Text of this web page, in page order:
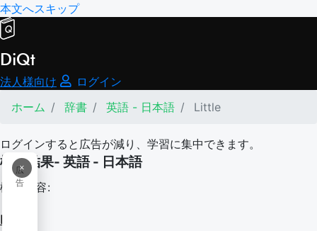
本文へスキップ
DiQt
法人様向け
ログイン
ホーム
辞書 英語 - 日本語 Little
ログインすると広告が減り、学習に集中できます。
×
広
告
検索結果- 英語 - 日本語
検索内容:
Little